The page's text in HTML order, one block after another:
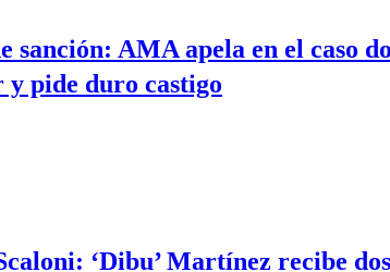
sanción: AMA apela en el caso
y pide duro castigo
‘Dibu’ Martínez recibe dos